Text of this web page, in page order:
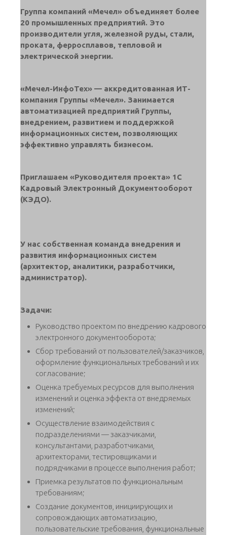
Группа компаний «Мечел» объединяет более
20 промышленных предприятий. Это
производители угля, железной руды, стали,
проката, ферросплавов, тепловой и
электрической энергии.
«Мечел-ИнфоТех» — аккредитованная ИТ-
компания Группы «Мечел». Занимается
автоматизацией предприятий Группы,
внедрением, развитием и поддержкой
информационных систем, позволяющих
эффективно управлять бизнесом.
Приглашаем «Руководителя проекта» 1С
Кадровый Электронный Документооборот
(КЭДО).
У нас собственная команда внедрения и
развития информационных систем
(архитектор, аналитики, разработчики,
администратор).
Задачи:
Руководство проектом по внедрению кадрового
электронного документооборота;
Сбор требований от пользователей/заказчиков,
оформление функциональных требований и их
согласование;
Оценка требуемых ресурсов для выполнения
изменений и оценка эффекта от внедряемых
изменений;
Осуществление взаимодействия с
подразделениями — заказчиками,
консультантами, разработчиками,
архитекторами, тестировщиками и
подрядчиками в процессе выполнения работ;
Приемка результатов по функциональным
требованиям;
Создание документов, инициирующих и
сопровождающих автоматизацию,
пользовательские требования, функциональные